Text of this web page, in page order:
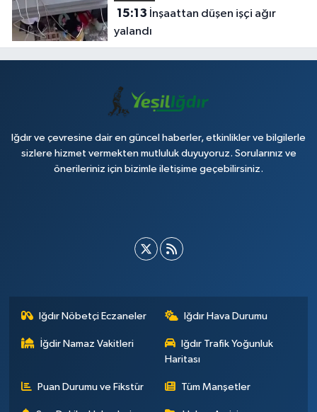
15:13
yalandı
Iğdır ve çevresine dair en güncel haberler, etkinlikler ve bilgilerle
sizlere hizmet vermekten mutluluk duyuyoruz. Sorularınız ve
önerileriniz için bizimle iletişime geçebilirsiniz.
Iğdır Nöbetçi Eczaneler Iğdır Hava Durumu
İğdir Namaz Vakitleri
Iğdır Trafik Yoğunluk
Haritası
Puan Durumu ve Fikstür Tüm Manşetler